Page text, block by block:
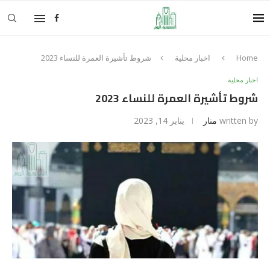
Home اخبار محلية شروط تأشيرة العمرة للنساء 2023
اخبار محلية
شروط تأشيرة العمرة للنساء 2023
written by منار يناير 14, 2023